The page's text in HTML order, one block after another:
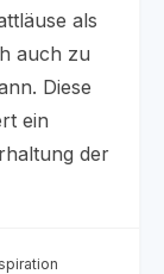
als
auch zu
Diese
ein
der